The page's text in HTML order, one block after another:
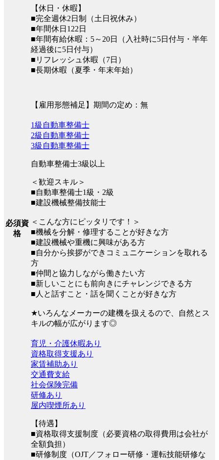
【休日・休暇】
■完全週休2日制（土日祝休み）
■年間休日122日
■年間有給休暇：5～20日（入社時に5日付与・半年
経過後に5日付与）
■リフレッシュ休暇（7日）
■長期休暇（夏季・年末年始）
【雇用形態補足】期間の定め：無
必須資
格
1級自動車整備士
2級自動車整備士
3級自動車整備士
自動車整備士3級以上
＜歓迎スキル＞
■自動車整備士1級・2級
■建設機械整備技能士
＜こんな方にピッタリです！＞
■機械を分解・修理することが好きな方
■建設機械や重機に興味がある方
■自分から挨拶ができコミュニケーションを取れる
方
■仲間と協力しながら働きたい方
■新しいことにも前向きにチャレンジできる方
■人と話すこと・話を聞くことが好きな方
★いろんなメーカーの建機を扱えるので、自然とス
キルの幅が広がります◎
育児・介護休暇あり
資格取得支援あり
家賃補助あり
交通費支給
社会保険完備
研修あり
屋内喫煙所あり
【待遇】
■資格取得支援制度（必要資格の取得費用は会社が
全額負担）
■研修制度（OJT／フォロー研修・運転技能研修な